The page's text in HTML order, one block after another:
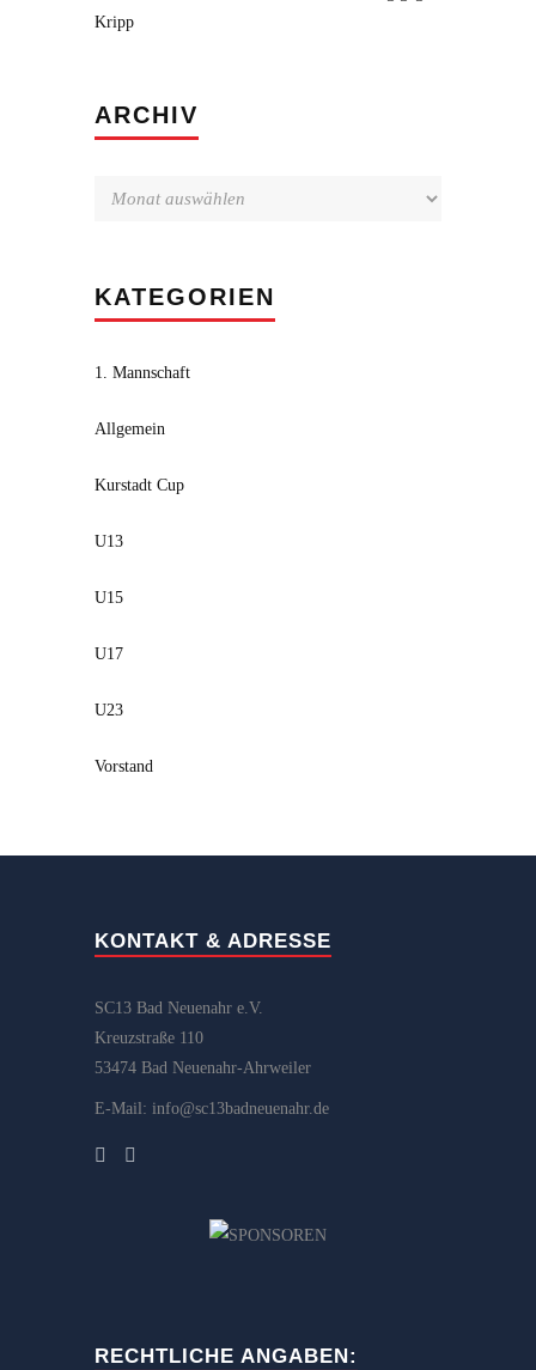
Kripp
ARCHIV
KATEGORIEN
1. Mannschaft
Allgemein
Kurstadt Cup
U13
U15
U17
U23
Vorstand
KONTAKT & ADRESSE
SC13 Bad Neuenahr e.V.
Kreuzstraße 110
53474 Bad Neuenahr-Ahrweiler
E-Mail: info@sc13badneuenahr.de
RECHTLICHE ANGABEN: